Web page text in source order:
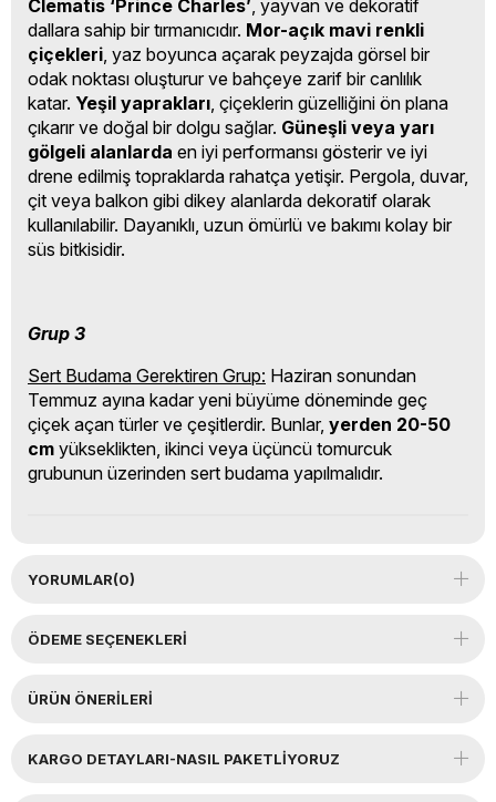
Clematis ‘Prince Charles’ , yayvan ve dekoratif
dallara sahip bir tırmanıcıdır. Mor-açık mavi renkli
çiçekleri , yaz boyunca açarak peyzajda görsel bir
odak noktası oluşturur ve bahçeye zarif bir canlılık
katar. Yeşil yaprakları , çiçeklerin güzelliğini ön plana
çıkarır ve doğal bir dolgu sağlar. Güneşli veya yarı
gölgeli alanlarda en iyi performansı gösterir ve iyi
drene edilmiş topraklarda rahatça yetişir. Pergola, duvar,
çit veya balkon gibi dikey alanlarda dekoratif olarak
kullanılabilir. Dayanıklı, uzun ömürlü ve bakımı kolay bir
süs bitkisidir.
Grup 3
Sert Budama Gerektiren Grup: Haziran sonundan
Temmuz ayına kadar yeni büyüme döneminde geç
çiçek açan türler ve çeşitlerdir. Bunlar, yerden 20-50
cm yükseklikten, ikinci veya üçüncü tomurcuk
grubunun üzerinden sert budama yapılmalıdır.
YORUMLAR(0)
ÖDEME SEÇENEKLERI
ÜRÜN ÖNERILERI
KARGO DETAYLARI-NASIL PAKETLİYORUZ